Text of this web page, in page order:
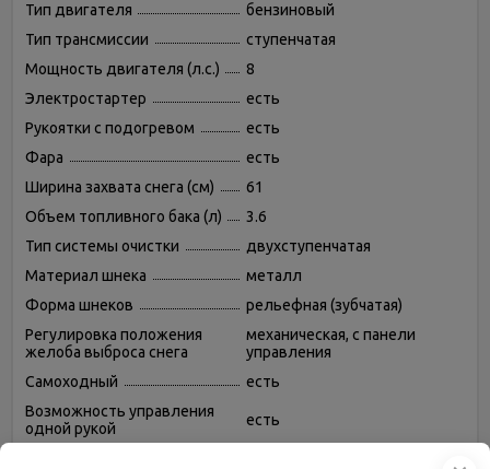
Тип двигателя
бензиновый
Тип трансмиссии
ступенчатая
Мощность двигателя (л.с.)
8
Электростартер
есть
Рукоятки с подогревом
есть
Фара
есть
Ширина захвата снега (см)
61
Объем топливного бака (л)
3.6
Тип системы очистки
двухступенчатая
Материал шнека
металл
Форма шнеков
рельефная (зубчатая)
Регулировка положения
желоба выброса снега
механическая, с панели
управления
Самоходный
есть
Возможность управления
одной рукой
есть